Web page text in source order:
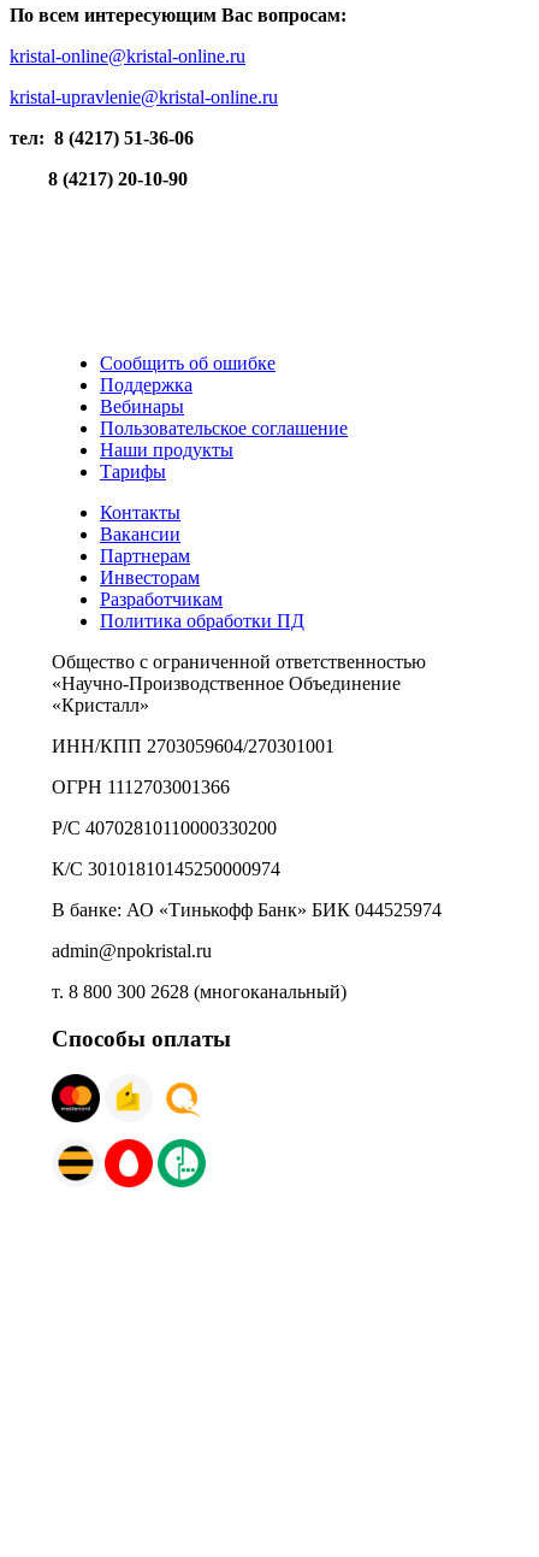
По всем интересующим Вас вопросам:
kristal-online@kristal-online.ru
kristal-upravlenie@kristal-online.ru
тел: 8 (4217) 51-36-06
8 (4217) 20-10-90
Сообщить об ошибке
Поддержка
Вебинары
Пользовательское соглашение
Наши продукты
Тарифы
Контакты
Вакансии
Партнерам
Инвесторам
Разработчикам
Политика обработки ПД
Общество с ограниченной ответственностью
«Научно-Производственное Объединение
«Кристалл»
ИНН/КПП 2703059604/270301001
ОГРН 1112703001366
Р/С 40702810110000330200
К/С 30101810145250000974
В банке: АО «Тинькофф Банк» БИК 044525974
admin@npokristal.ru
т. 8 800 300 2628 (многоканальный)
Способы оплаты